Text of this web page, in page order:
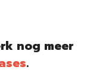
nog meer
.